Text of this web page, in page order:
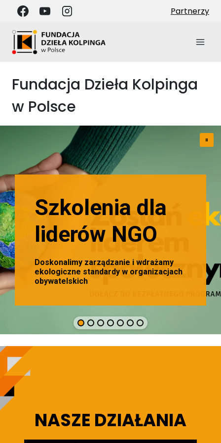
Przejdź
treści
Partnerzy
Fundacja Dzieła Kolpinga
w Polsce
Szkolenia dla
liderów NGO
Doskonalimy zarządzanie i wdrażamy
ekologiczne standardy w organizacjach
obywatelskich
NASZE DZIAŁANIA